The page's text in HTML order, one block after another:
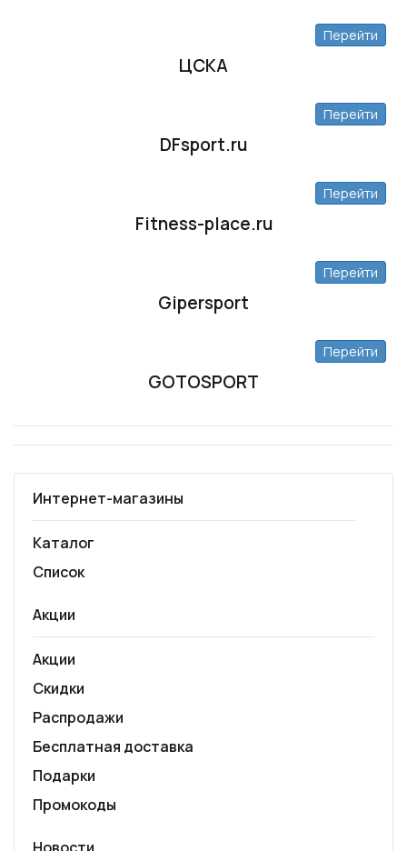
ЦСКА
Перейти
DFsport.ru
Перейти
Fitness-place.ru
Перейти
Gipersport
Перейти
GOTOSPORT
Перейти
Интернет-магазины
Каталог
Список
Акции
Акции
Скидки
Распродажи
Бесплатная доставка
Подарки
Промокоды